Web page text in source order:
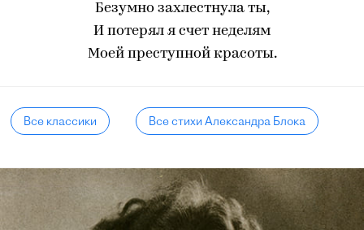
Безумно захлестнула ты,
И потерял я счет неделям
Моей преступной красоты.
Все классики Все стихи Александра Блока